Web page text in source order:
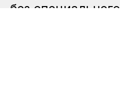
без специального